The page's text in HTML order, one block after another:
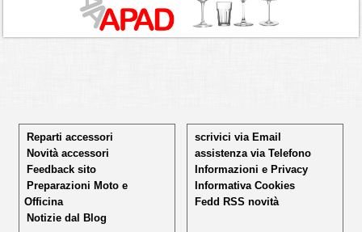
Reparti accessori
Novità accessori
Feedback sito
Preparazioni Moto e
Officina
Notizie dal Blog
scrivici via Email
assistenza via Telefono
Informazioni e Privacy
Informativa Cookies
Fedd RSS novità